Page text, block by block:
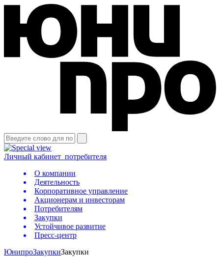
Личный кабинет потребителя
О компании
Деятельность
Корпоративное управление
Акционерам и инвесторам
Потребителям
Закупки
Устойчивое развитие
Пресс-центр
ЮнипроЗакупкиЗакупки